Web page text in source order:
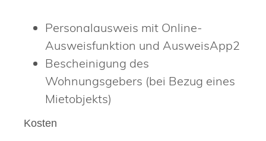
Personalausweis mit Online-
Ausweisfunktion und AusweisApp2
Bescheinigung des
Wohnungsgebers (bei Bezug eines
Mietobjekts)
Kosten